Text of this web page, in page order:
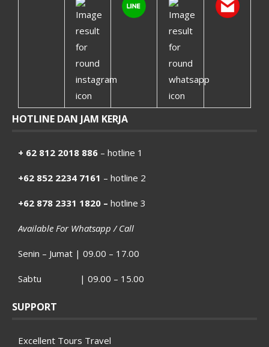
HOTLINE DAN JAM KERJA
+ 62 812 2018 886 – hotline 1
+62 852 2234 7161 – hotline 2
+62 878 2331 1820 – hotline 3
Available For Whatsapp / Call
Senin – Jumat | 09.00 – 17.00
Sabtu | 09.00 – 15.00
SUPPORT
Excellent Tours Travel